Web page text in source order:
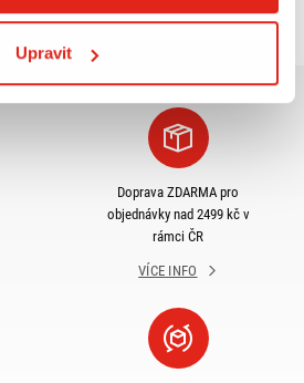
Upravit
Doprava ZDARMA pro
objednávky nad 2499 kč v
rámci ČR
VÍCE INFO